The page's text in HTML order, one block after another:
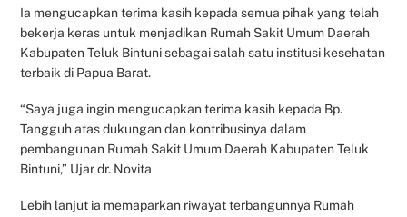
Ia mengucapkan terima kasih kepada semua pihak yang telah
bekerja keras untuk menjadikan Rumah Sakit Umum Daerah
Kabupaten Teluk Bintuni sebagai salah satu institusi kesehatan
terbaik di Papua Barat.
“Saya juga ingin mengucapkan terima kasih kepada Bp.
Tangguh atas dukungan dan kontribusinya dalam
pembangunan Rumah Sakit Umum Daerah Kabupaten Teluk
Bintuni,” Ujar dr. Novita
Lebih lanjut ia memaparkan riwayat terbangunnya Rumah